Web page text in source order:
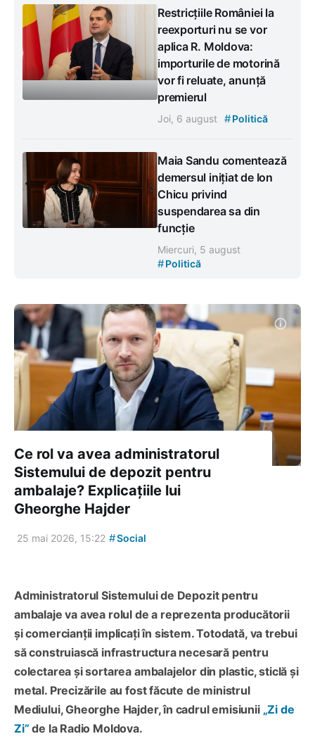
Restricțiile României la
reexporturi nu se vor
aplica R. Moldova:
importurile de motorină
vor fi reluate, anunță
premierul
Joi, 6 august #Politică
Maia Sandu comentează
demersul inițiat de Ion
Chicu privind
suspendarea sa din
funcție
Miercuri, 5 august
#Politică
Ce rol va avea administratorul
Sistemului de depozit pentru
ambalaje? Explicațiile lui
Gheorghe Hajder
25 mai 2026, 15:22 #Social
Administratorul Sistemului de Depozit pentru
ambalaje va avea rolul de a reprezenta producătorii
și comercianții implicați în sistem. Totodată, va trebui
să construiască infrastructura necesară pentru
colectarea și sortarea ambalajelor din plastic, sticlă și
metal. Precizările au fost făcute de ministrul
Mediului, Gheorghe Hajder, în cadrul emisiunii „Zi de
Zi” de la Radio Moldova.